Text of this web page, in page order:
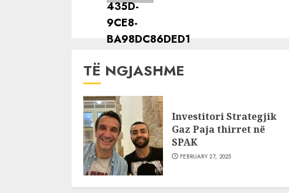
TË NGJASHME
Investitori Strategjik
Gaz Paja thirret në
SPAK
FEBRUARY 27, 2025